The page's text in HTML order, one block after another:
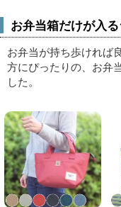
お弁当箱だけが入
お弁当が持ち歩ければ
方にぴったりの、お弁
した。